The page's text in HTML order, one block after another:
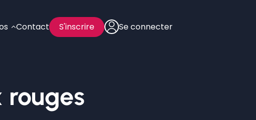
Contact S'inscrire Se connecter